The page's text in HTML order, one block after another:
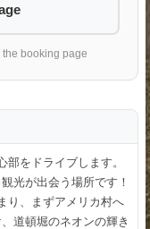
booking page
をドライブします。
光が出会う場所です！
り、まずアメリカ村へ
道頓堀のネオンの輝き